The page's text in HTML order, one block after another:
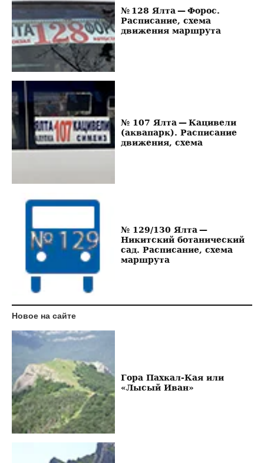
№ 128 Ялта — Форос.
Расписание, схема
движения маршрута
№ 107 Ялта — Кацивели
(аквапарк). Расписание
движения, схема
№ 129/130 Ялта —
Никитский ботанический
сад. Расписание, схема
маршрута
Новое на сайте
Гора Пахкал-Кая или
«Лысый Иван»